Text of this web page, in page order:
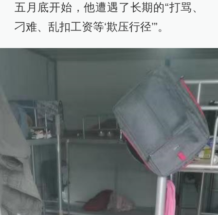
五月底开始，他遭遇了长期的“打骂、
刁难、乱扣工资等‘欺压行径’”。